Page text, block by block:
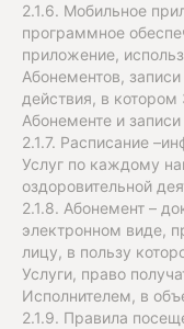
2.1.6. Мобильное
программное
приложение,
Абонементов,
действия, в
Абонементе и записи
2.1.7. Расписание
Услуг по каждому
оздоровительной
2.1.8. Абонемент –
электронном виде,
лицу, в пользу
Услуги, право
Исполнителем, в
2.1.9. Правила